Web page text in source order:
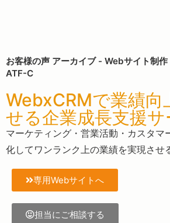
お客様の声 アーカイブ - Webサイト制
ATF-C
WebxCRMで業績向
せる企業成長支援サ
マーケティング・営業活動・カスタマ
化してワンランク上の業績を実現させ
専用Webサイトへ
担当にご相談する